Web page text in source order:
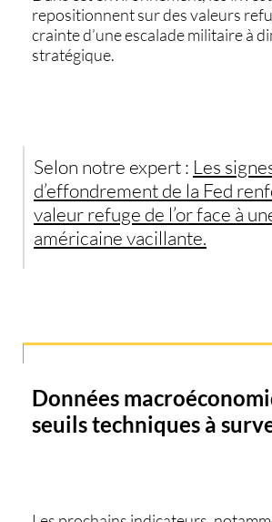
repositionnent sur des valeurs
crainte d’une escalade militaire à
stratégique.
Selon notre expert : Les
d’effondrement de la Fed
valeur refuge de l’or face à
américaine vacillante.
Données
seuils techniques à